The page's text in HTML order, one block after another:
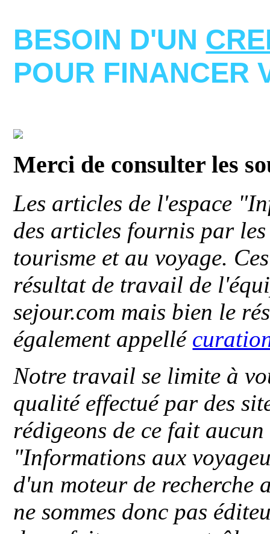
BESOIN D'UN
POUR FINANCER
Merci de consulter les
Les articles de l'espace
des articles fournis par
tourisme et au voyage.
résultat de travail de
sejour.com mais bien le
également appellé
Notre travail se limite à
qualité effectué par des
rédigeons de ce fait
"Informations aux
d'un moteur de recherche
ne sommes donc pas